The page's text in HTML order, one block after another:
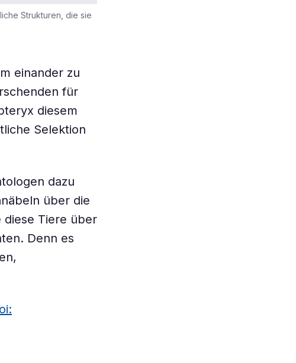
Strukturen, die sie
einander zu
für
diesem
Selektion
dazu
über die
diese Tiere über
Denn es